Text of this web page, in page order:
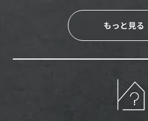
もっと見る